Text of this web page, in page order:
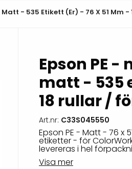
streckkodsläsare
Tablets
Räkna ut EAN
Order
streckkodsoriginal
- 535 Etikett (er) - 76 X 51 Mm
Epson PE
matt - 535
18 rullar /
Art.nr: C33S045550
Epson PE - Matt - 76 x
etiketter - för
levereras i hel
Visa mer